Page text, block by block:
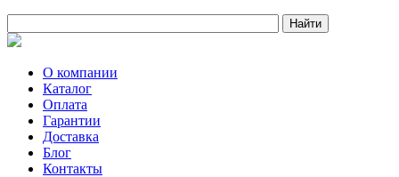
О компании
Каталог
Оплата
Гарантии
Доставка
Блог
Контакты